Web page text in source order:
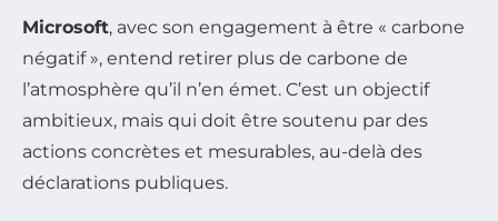
Microsoft, avec son engagement à être « carbone
négatif », entend retirer plus de carbone de
l’atmosphère qu’il n’en émet. C’est un objectif
ambitieux, mais qui doit être soutenu par des
actions concrètes et mesurables, au-delà des
déclarations publiques.